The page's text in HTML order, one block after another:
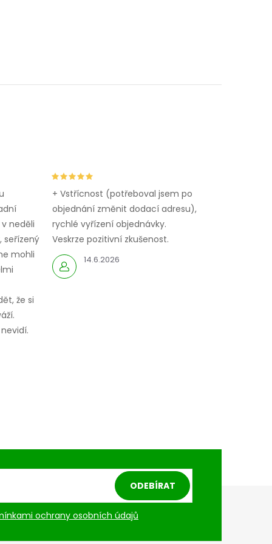
neděli
seřízený
mohli
že si
14.6.2026
+ Vstřícnost (potřeboval jsem po
objednání změnit dodací adresu),
rychlé vyřízení objednávky.
Veskrze pozitivní zkušenost.
ochrany osobních údajů
ODEBÍRAT